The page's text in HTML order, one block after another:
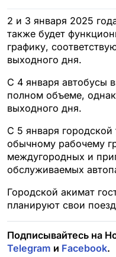
2 и 3 января 2025
также будет
графику,
выходного дня.
С 4 января автобусы
полном объеме,
выходного дня.
С 5 января городской
обычному рабочему
междугородных и
обслуживаемых
Городской акимат
планируют свои
Подписывайтесь на
Telegram и Facebook.